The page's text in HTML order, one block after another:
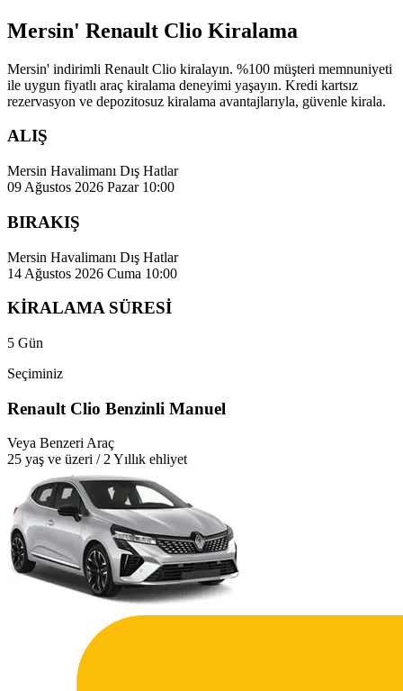
Mersin' Renault Clio Kiralama
Mersin' indirimli Renault Clio kiralayın. %100 müşteri memnuniyeti
ile uygun fiyatlı araç kiralama deneyimi yaşayın. Kredi kartsız
rezervasyon ve depozitosuz kiralama avantajlarıyla, güvenle kirala.
ALIŞ
Mersin Havalimanı Dış Hatlar
09 Ağustos 2026 Pazar 10:00
BIRAKIŞ
Mersin Havalimanı Dış Hatlar
14 Ağustos 2026 Cuma 10:00
KİRALAMA SÜRESİ
5 Gün
Seçiminiz
Renault Clio Benzinli Manuel
Veya Benzeri Araç
25 yaş ve üzeri / 2 Yıllık ehliyet